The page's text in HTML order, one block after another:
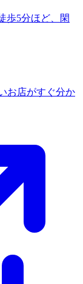
歩5分ほど、閑
お店がすぐ分か